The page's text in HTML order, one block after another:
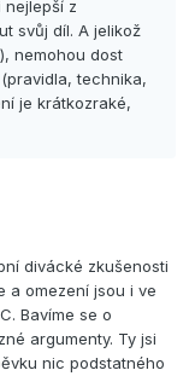
z
svůj díl. A jelikož
nemohou dost
technika,
je krátkozraké,
divácké zkušenosti
a omezení jsou i ve
Bavíme se o
argumenty. Ty jsi
nic podstatného